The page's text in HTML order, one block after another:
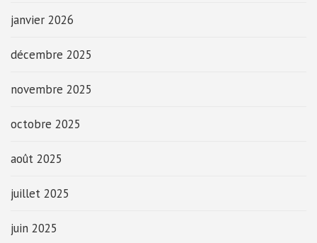
janvier 2026
décembre 2025
novembre 2025
octobre 2025
août 2025
juillet 2025
juin 2025